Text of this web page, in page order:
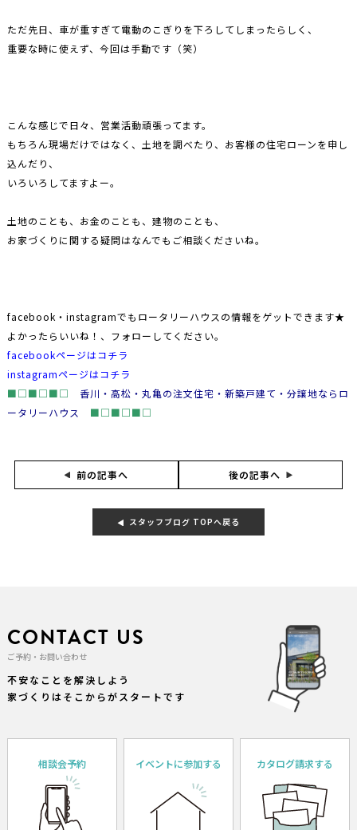
ただ先日、車が重すぎて電動のこぎりを下ろしてしまったらしく、
重要な時に使えず、今回は手動です（笑）
こんな感じで日々、営業活動頑張ってます。
もちろん現場だけではなく、土地を調べたり、お客様の住宅ローンを申し
込んだり、
いろいろしてますよー。
土地のことも、お金のことも、建物のことも、
お家づくりに関する疑問はなんでもご相談くださいね。
facebook・instagramでもロータリーハウスの情報をゲットできます★
よかったらいいね！、フォローしてください。
facebookページはコチラ
instagramページはコチラ
■□■□■□
香川・高松・丸亀の注文住宅・新築戸建て・分譲地ならロ
ータリーハウス
■□■□■□
前の記事へ 後の記事へ
スタッフブログ TOPへ戻る
CONTACT US
ご予約・お問い合わせ
不安なことを解決しよう
家づくりはそこからがスタートです
相談会予約 イベントに参加する カタログ請求する